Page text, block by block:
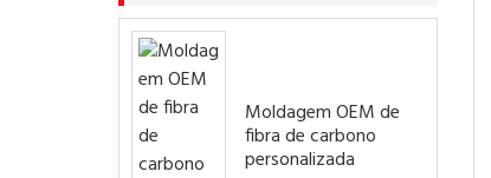
Moldagem OEM de
fibra de carbono
personalizada